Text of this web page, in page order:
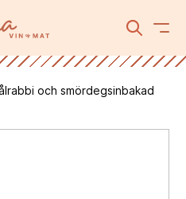
och smördegsinbakad